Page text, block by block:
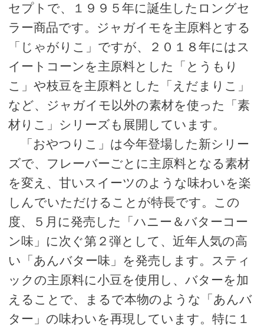
セプトで、１９９５年に誕生したロングセ
ラー商品です。ジャガイモを主原料とする
「じゃがりこ」ですが、２０１８年にはス
イートコーンを主原料とした「とうもり
こ」や枝豆を主原料とした「えだまりこ」
など、ジャガイモ以外の素材を使った「素
材りこ」シリーズも展開しています。
「おやつりこ」は今年登場した新シリー
ズで、フレーバーごとに主原料となる素材
を変え、甘いスイーツのような味わいを楽
しんでいただけることが特長です。この
度、５月に発売した「ハニー＆バターコー
ン味」に次ぐ第２弾として、近年人気の高
い「あんバター味」を発売します。スティ
ックの主原料に小豆を使用し、バターを加
えることで、まるで本物のような「あんバ
ター」の味わいを再現しています。特に１